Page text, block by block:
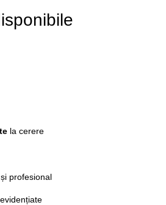
la cerere
profesional